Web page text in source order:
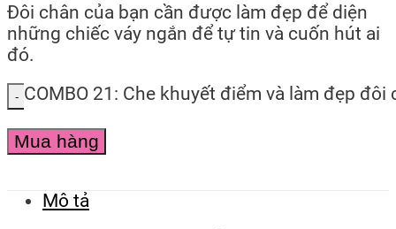
Đôi chân của bạn cần được làm đẹp để diện
những chiếc váy ngắn để tự tin và cuốn hút ai
đó.
COMBO 21: Che khuyết điểm và làm đẹp
Mua hàng
Mô tả